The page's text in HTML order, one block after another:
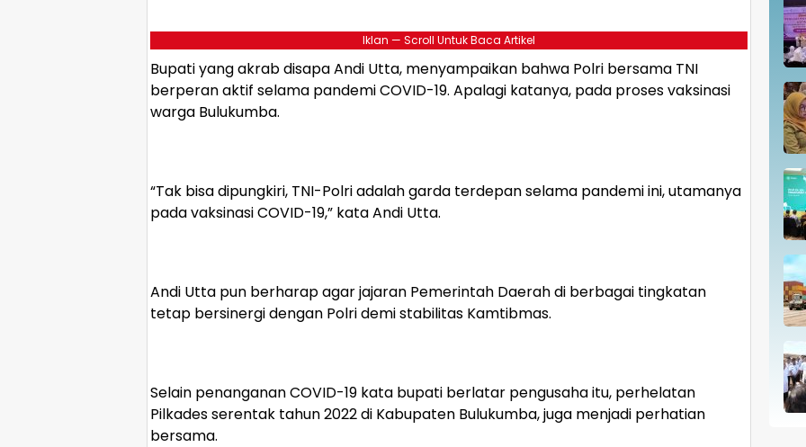
Iklan — Scroll Untuk Baca Artikel
Bupati yang akrab disapa Andi Utta, menyampaikan bahwa Polri bersama TNI
berperan aktif selama pandemi COVID-19. Apalagi katanya, pada proses vaksinasi
warga Bulukumba.
“Tak bisa dipungkiri, TNI-Polri adalah garda terdepan selama pandemi ini, utamanya
pada vaksinasi COVID-19,” kata Andi Utta.
Andi Utta pun berharap agar jajaran Pemerintah Daerah di berbagai tingkatan
tetap bersinergi dengan Polri demi stabilitas Kamtibmas.
Selain penanganan COVID-19 kata bupati berlatar pengusaha itu, perhelatan
Pilkades serentak tahun 2022 di Kabupaten Bulukumba, juga menjadi perhatian
bersama.